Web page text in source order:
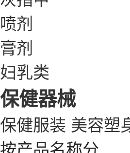
喷剂
膏剂
妇乳类
保健器械
保健服装 美容塑